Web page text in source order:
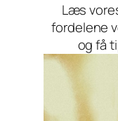
Læs
fordelene
og få